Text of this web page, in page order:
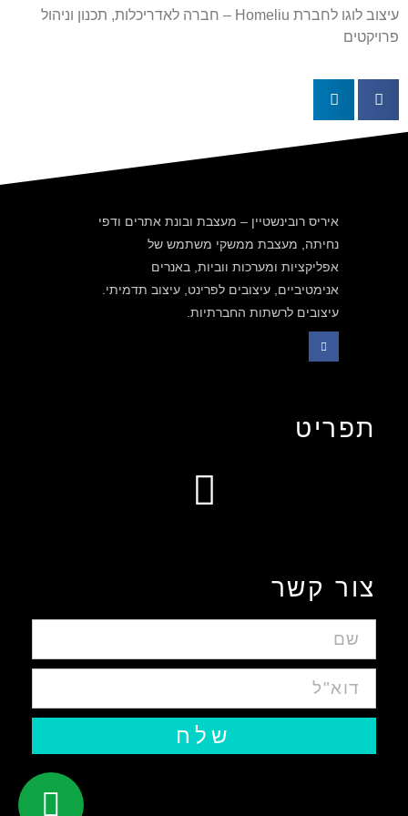
עיצוב לוגו לחברת Homeliu – חברה לאדריכלות, תכנון וניהול
פרויקטים
איריס רובינשטיין – מעצבת ובונת אתרים ודפי
נחיתה, מעצבת ממשקי משתמש של
אפליקציות ומערכות ווביות, באנרים
אנימטיביים, עיצובים לפרינט, עיצוב תדמיתי.
עיצובים לרשתות החברתיות.
תפריט
צור קשר
שלח